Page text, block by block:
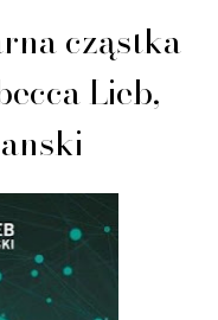
cząstka
Lieb,